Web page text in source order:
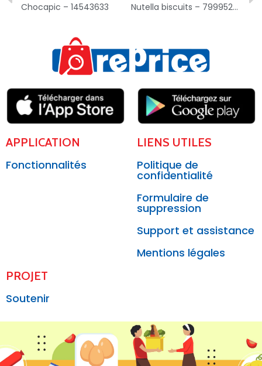
Chocapic – 14543633 Nutella biscuits – 7999526300097
APPLICATION
Fonctionnalités
LIENS UTILES
Politique de
confidentialité
Formulaire de
suppression
Support et assistance
Mentions légales
PROJET
Soutenir